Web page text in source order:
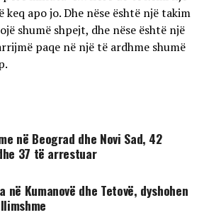
apo jo. Dhe nëse është një takim
shumë shpejt, dhe nëse është një
paqe në një të ardhme shumë
në Beograd dhe Novi Sad, 42
37 të arrestuar
në Kumanovë dhe Tetovë, dyshohen